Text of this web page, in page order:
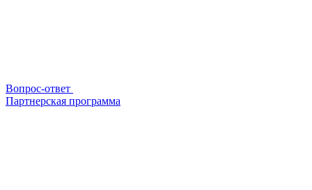
Вопрос-ответ
Партнерская программа